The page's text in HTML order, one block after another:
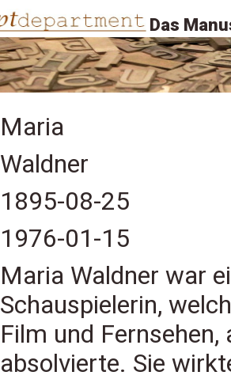
Das
Maria
Waldner
1895-08-25
1976-01-15
Maria Waldner war
Schauspielerin,
Film und
absolvierte. Sie